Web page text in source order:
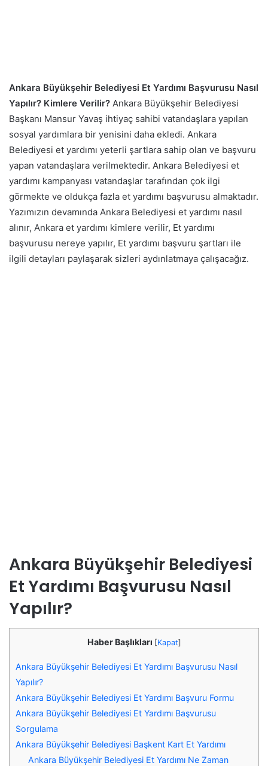
Ankara Büyükşehir Belediyesi Et Yardımı Başvurusu Nasıl
Yapılır? Kimlere Verilir? Ankara Büyükşehir Belediyesi
Başkanı Mansur Yavaş ihtiyaç sahibi vatandaşlara yapılan
sosyal yardımlara bir yenisini daha ekledi. Ankara
Belediyesi et yardımı yeterli şartlara sahip olan ve başvuru
yapan vatandaşlara verilmektedir. Ankara Belediyesi et
yardımı kampanyası vatandaşlar tarafından çok ilgi
görmekte ve oldukça fazla et yardımı başvurusu almaktadır.
Yazımızın devamında Ankara Belediyesi et yardımı nasıl
alınır, Ankara et yardımı kimlere verilir, Et yardımı
başvurusu nereye yapılır, Et yardımı başvuru şartları ile
ilgili detayları paylaşarak sizleri aydınlatmaya çalışacağız.
Ankara Büyükşehir Belediyesi
Et Yardımı Başvurusu Nasıl
Yapılır?
Haber Başlıkları [Kapat]
Ankara Büyükşehir Belediyesi Et Yardımı Başvurusu Nasıl
Yapılır?
Ankara Büyükşehir Belediyesi Et Yardımı Başvuru Formu
Ankara Büyükşehir Belediyesi Et Yardımı Başvurusu
Sorgulama
Ankara Büyükşehir Belediyesi Başkent Kart Et Yardımı
Ankara Büyükşehir Belediyesi Et Yardımı Ne Zaman